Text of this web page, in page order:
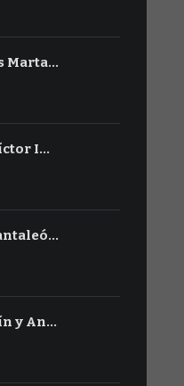
Marta…
I…
y An…